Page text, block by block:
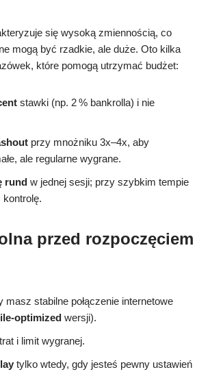
się wysoką zmiennością, co
mogą być rzadkie, ale duże. Oto kilka
które pomogą utrzymać budżet:
stawki (np. 2 % bankrolla) i nie
przy mnożniku 3x–4x, aby
ale regularne wygrane.
rund w jednej sesji; przy szybkim tempie
kontrolę.
przed rozpoczęciem
masz stabilne połączenie internetowe
wersji).
i limit wygranej.
tylko wtedy, gdy jesteś pewny ustawień